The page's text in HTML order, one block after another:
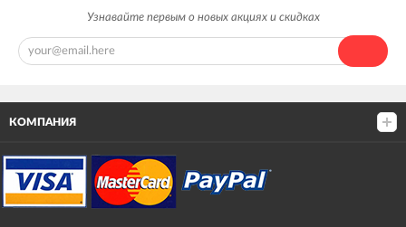
Узнавайте первым о новых акциях и скидках
КОМПАНИЯ